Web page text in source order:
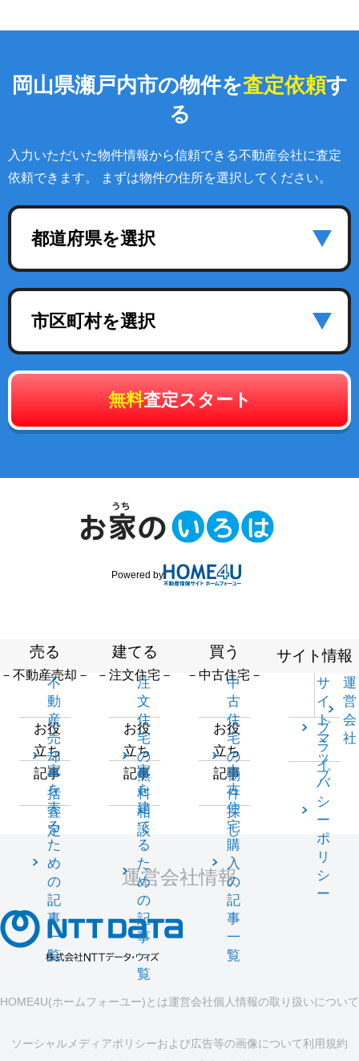
岡山県瀬戸内市の物件を査定依頼す
る
入力いただいた物件情報から信頼できる不動産会社に査定
依頼できます。 まずは物件の住所を選択してください。
都道府県を選択
市区町村を選択
無料査定スタート
Powered by
売る
－不動産売却－
不
動
産
売
却
一
括
査
定
お役
立ち
記事
家
を
売
る
た
め
の
記
事
一
覧
建てる
－注文住宅－
注
文
住
宅
の
無
料
相
談
お役
立ち
記事
家
を
建
て
る
た
め
の
記
事
一
覧
買う
－中古住宅－
中
古
住
宅
の
物
件
探
し
お役
立ち
記事
中
古
住
宅
購
入
の
記
事
一
覧
サイト情報
サ
イ
ト
マ
ッ
プ
運
営
会
社
プ
ラ
イ
バ
シ
ー
ポ
リ
シ
ー
運営会社情報
HOME4U(ホームフォーユー)とは運営会社個人情報の取り扱いについて
ソーシャルメディアポリシーおよび広告等の画像について利用規約